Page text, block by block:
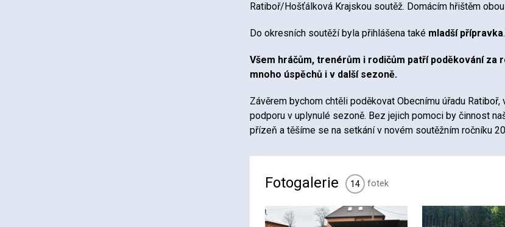
Ratiboř/Hošťálková Krajskou soutěž. Domácím hřištěm
Do okresních soutěží byla přihlášena také mladší přípravka
Všem hráčům, trenérům i rodičům patří poděkování
mnoho úspěchů i v další sezoně.
Závěrem bychom chtěli poděkovat Obecnímu úřadu
podporu v uplynulé sezoně. Bez jejich pomoci by činnost
přízeň a těšíme se na setkání v novém soutěžním ročníku
Fotogalerie 14 fotek